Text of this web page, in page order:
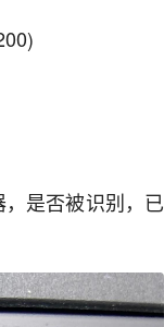
是否被识别，已